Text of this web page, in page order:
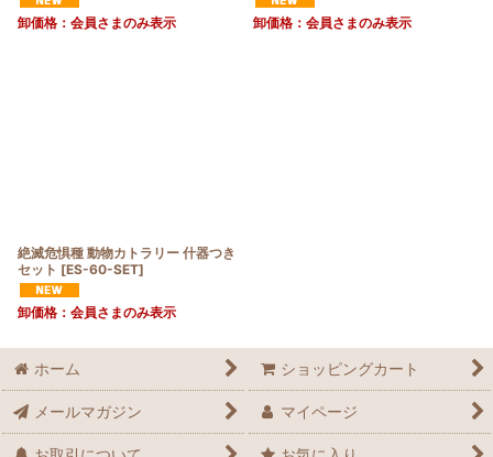
卸価格：会員さまのみ表示 卸価格：会員さまのみ表示
絶滅危惧種 動物カトラリー 什器つき
セット [ES-60-SET]
卸価格：会員さまのみ表示
ホーム ショッピングカート
メールマガジン マイページ